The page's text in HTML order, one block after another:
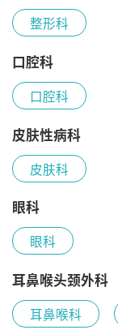
整形科
口腔科
口腔科
皮肤性病科
皮肤科
眼科
眼科
耳鼻喉头颈外科
耳鼻喉科